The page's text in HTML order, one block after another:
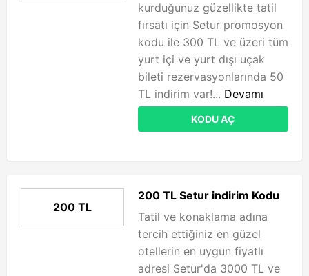
kurduğunuz güzellikte tatil
fırsatı için Setur promosyon
kodu ile 300 TL ve üzeri tüm
yurt içi ve yurt dışı uçak
bileti rezervasyonlarında 50
TL indirim var!... Devamı
KODU AÇ
200 TL
200 TL Setur indirim Kodu
Tatil ve konaklama adına
tercih ettiğiniz en güzel
otellerin en uygun fiyatlı
adresi Setur'da 3000 TL ve